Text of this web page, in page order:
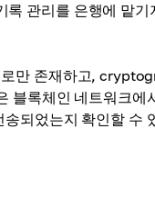
관리를 은행에 맡
만 존재하고,
블록체인 네트워크
되었는지 확인할 수